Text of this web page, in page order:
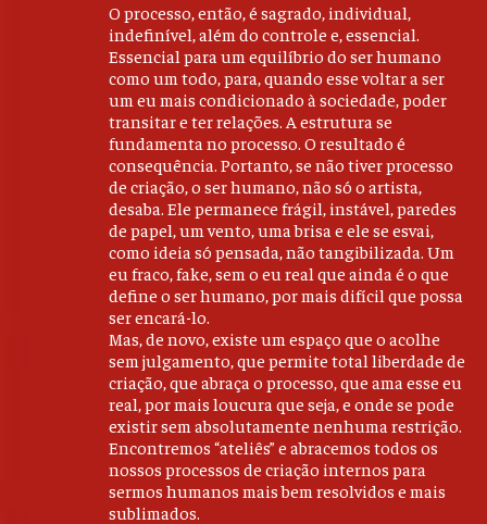
O processo, então, é sagrado, individual,
indefinível, além do controle e, essencial.
Essencial para um equilíbrio do ser humano
como um todo, para, quando esse voltar a ser
um eu mais condicionado à sociedade, poder
transitar e ter relações. A estrutura se
fundamenta no processo. O resultado é
consequência. Portanto, se não tiver processo
de criação, o ser humano, não só o artista,
desaba. Ele permanece frágil, instável, paredes
de papel, um vento, uma brisa e ele se esvai,
como ideia só pensada, não tangibilizada. Um
eu fraco, fake, sem o eu real que ainda é o que
define o ser humano, por mais difícil que possa
ser encará-lo.
Mas, de novo, existe um espaço que o acolhe
sem julgamento, que permite total liberdade de
criação, que abraça o processo, que ama esse eu
real, por mais loucura que seja, e onde se pode
existir sem absolutamente nenhuma restrição.
Encontremos “ateliês” e abracemos todos os
nossos processos de criação internos para
sermos humanos mais bem resolvidos e mais
sublimados.